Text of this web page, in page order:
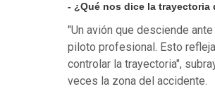
- ¿Qué nos dice la trayectoria
"Un avión que desciende
piloto profesional. Esto
controlar la trayectoria",
veces la zona del accidente.